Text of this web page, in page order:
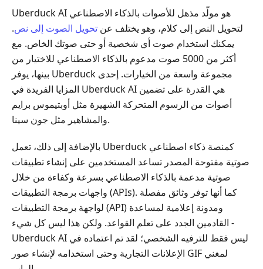
الجزء
2.
مراجعة
Uberduck
AI
الجزء
3.
كيفية
استخدام
Uberduck
AI؟
الجزء
4.
لماذا
لا
يعمل
Uberduck
AI؟
Uberduck AI هو مولّد مذهل للأصوات بالذكاء الاصطناعي
لتحويل النص إلى كلام، وهو يختلف عن تحويل الصوت إلى نص.
يمكنك استخدام صوت أي شخصية أو حتى صوتك الخاص. مع
أكثر من 5000 صوت مدعوم بالذكاء الاصطناعي للاختيار من
بينها، يوفر Uberduck مجموعة واسعة من الخيارات. إحدى
المزايا الفريدة في Uberduck AI هي القدرة على تضمين
أصوات من الرسوم المتحركة الشهيرة مثل أوبتيموس برايم
والمشاهير مثل جون سينا.
بالإضافة إلى ذلك، تعمل Uberduck كمنصة ذكاء اصطناعي
صوتية مفتوحة المصدر تساعد المستخدمين على إنشاء تطبيقات
صوتية مدعمة بالذكاء الاصطناعي بسرعة وكفاءة من خلال
واجهات برمجة التطبيقات (APIs). كما أنها توفر وثائق مفصلة
لواجهة برمجة التطبيقات (API) ومدونة إعلامية لمساعدة
القادمين الجدد على تعلم القواعد. ولكن هذا ليس كل شيء -
Uberduck AI ليس فقط للترفيه الشخصي؛ لقد تم اعتماده في
الإعلانات التجارية وحتى استخدامه لإنشاء صور GIF لمغني